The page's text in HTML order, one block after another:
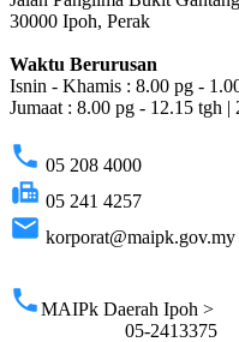
30000 Ipoh, Perak
Waktu Berurusan
Isnin - Khamis : 8.00 pg -
Jumaat : 8.00 pg - 12.15 tgh |
phone 05 208 4000
fax 05 241 4257
email korporat@maipk.gov.my
phoneMAIPk Daerah Ipoh >
05-2413375